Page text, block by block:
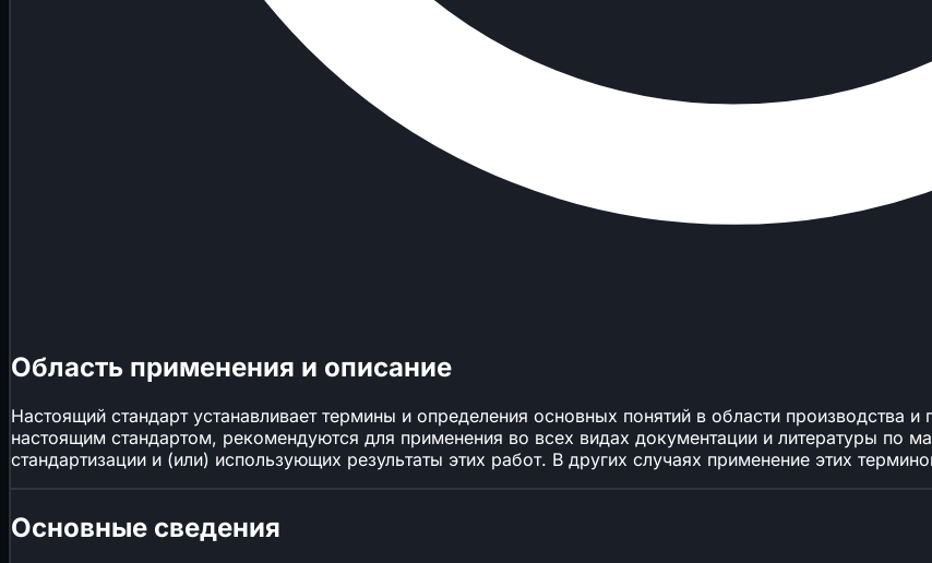
Область применения и описание
Настоящий стандарт устанавливает термины и определения основных понятий в области производства
настоящим стандартом, рекомендуются для применения во всех видах документации и литературы по
стандартизации и (или) использующих результаты этих работ. В других случаях применение этих
Основные сведения